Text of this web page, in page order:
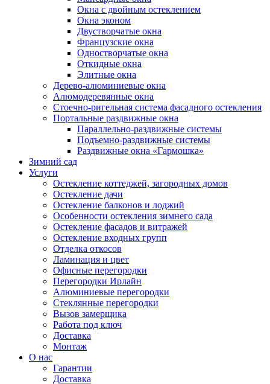
Окна с двойным остеклением
Окна эконом
Двустворчатые окна
Французские окна
Одностворчатые окна
Откидные окна
Элитные окна
Дерево-алюминиевые окна
Алюмодеревянные окна
Стоечно-ригельная система фасадного остекления
Портальные раздвижные окна
Параллельно-раздвижные системы
Подъемно-раздвижные системы
Раздвижные окна «Гармошка»
Зимний сад
Услуги
Остекление коттеджей, загородных домов
Остекление дачи
Остекление балконов и лоджий
Особенности остекления зимнего сада
Остекление фасадов и витражей
Остекление входных групп
Отделка откосов
Ламинация и цвет
Офисные перегородки
Перегородки Ирлайн
Алюминиевые перегородки
Стеклянные перегородки
Вызов замерщика
Работа под ключ
Доставка
Монтаж
О нас
Гарантии
Доставка